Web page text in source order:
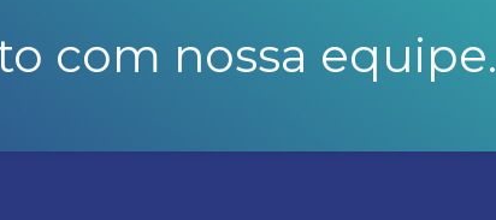
com nossa equipe.